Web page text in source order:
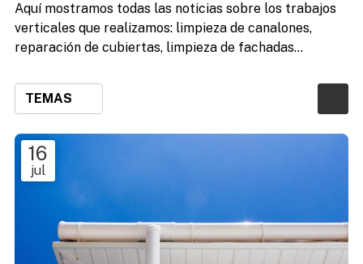
Aquí mostramos todas las noticias sobre los trabajos
verticales que realizamos: limpieza de canalones,
reparación de cubiertas, limpieza de fachadas...
TEMAS
16
jul